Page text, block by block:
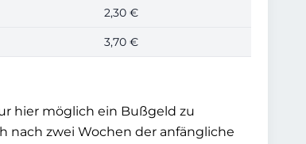
2,30 €
3,70 €
hier möglich ein Bußgeld zu
nach zwei Wochen der anfängliche